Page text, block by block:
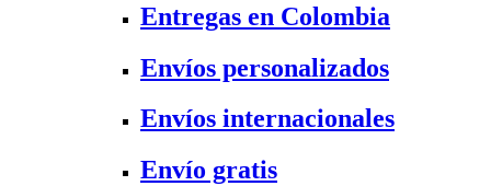
Entregas en Colombia
Envíos personalizados
Envíos internacionales
Envío gratis